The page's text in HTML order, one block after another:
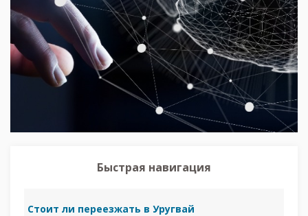
Быстрая навигация
Стоит ли переезжать в Уругвай